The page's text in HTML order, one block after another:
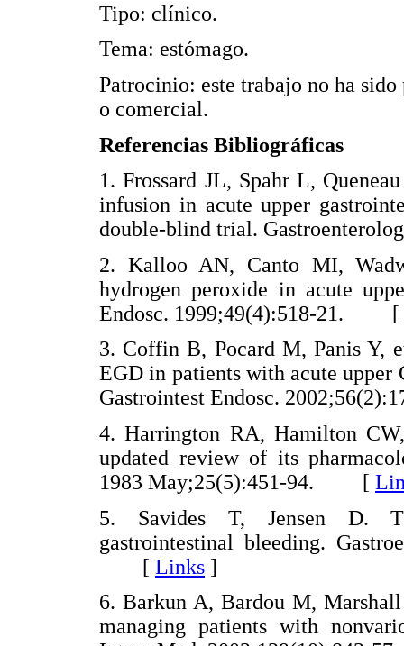
Tipo: clínico.
Tema: estómago.
Patrocinio: este trabajo no ha
o comercial.
Referencias Bibliográficas
1. Frossard JL, Spahr L,
infusion in acute upper
double-blind trial.
2. Kalloo AN, Canto MI,
hydrogen peroxide in acute
Endosc. 1999;49(4):518-21. [
3. Coffin B, Pocard M, Panis Y,
EGD in patients with acute upper
Gastrointest Endosc.
4. Harrington RA, Hamilton
updated review of its
1983 May;25(5):451-94. [
5. Savides T, Jensen D.
gastrointestinal bleeding.
[ Links ]
6. Barkun A, Bardou M,
managing patients with